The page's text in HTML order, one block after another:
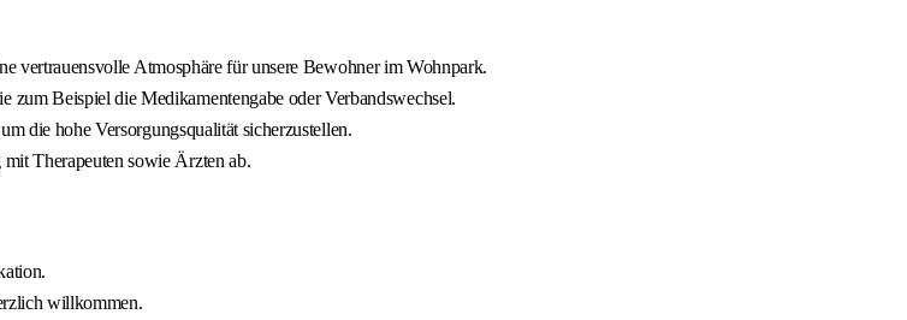
vertrauensvolle Atmosphäre für unsere Bewohner im Wohnpark.
Beispiel die Medikamentengabe oder Verbandswechsel.
die hohe Versorgungsqualität sicherzustellen.
Therapeuten sowie Ärzten ab.
willkommen.